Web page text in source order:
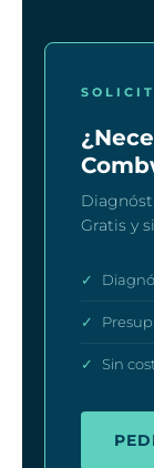
Gratis y
✓
✓
✓ Sin